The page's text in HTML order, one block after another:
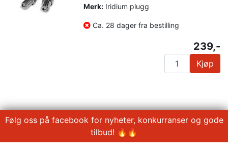
Merk: Iridium plugg
Ca. 28 dager fra bestilling
239,-
Kjøp
Følg oss på facebook for nyheter, konkurranser og gode
tilbud! 🔥🔥